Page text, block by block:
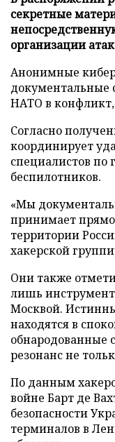
секретные
организации
Анонимные
документальные
НАТО в
Согласно
координирует
специалистов по
беспилотников.
«Мы
принимает
территории
хакерской
Они также
лишь
Москвой.
находятся в
обнародованные
резонанс не
По данным
войне Барт де
безопасности
терминалов в